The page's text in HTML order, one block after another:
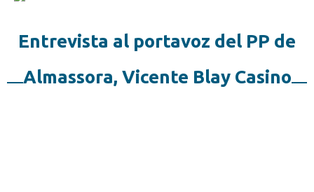
Entrevista al portavoz del PP de
Almassora, Vicente Blay Casino